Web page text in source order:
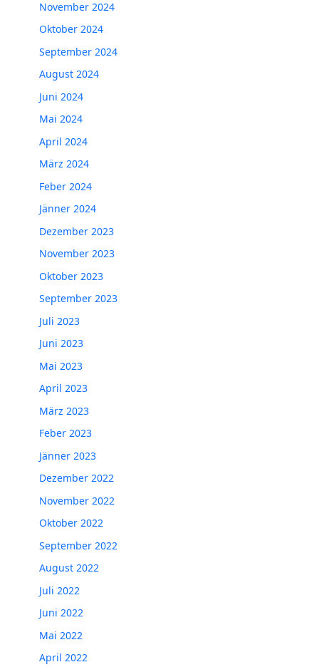
November 2024
Oktober 2024
September 2024
August 2024
Juni 2024
Mai 2024
April 2024
März 2024
Feber 2024
Jänner 2024
Dezember 2023
November 2023
Oktober 2023
September 2023
Juli 2023
Juni 2023
Mai 2023
April 2023
März 2023
Feber 2023
Jänner 2023
Dezember 2022
November 2022
Oktober 2022
September 2022
August 2022
Juli 2022
Juni 2022
Mai 2022
April 2022